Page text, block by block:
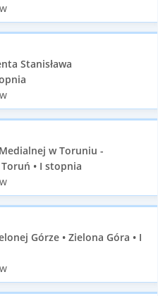
Stanisława
w Toruniu -
• I stopnia
Górze • Zielona Góra • I